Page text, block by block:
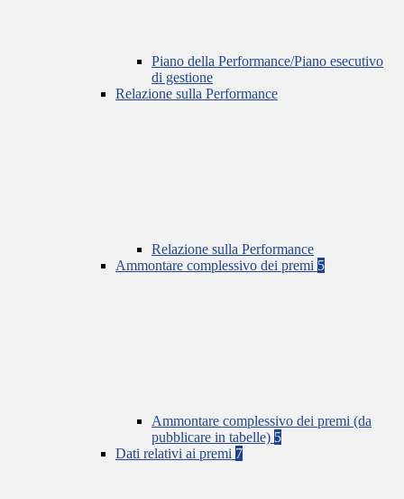
Piano della Performance/Piano esecutivo
di gestione
Relazione sulla Performance
Relazione sulla Performance
Ammontare complessivo dei premi 5
Ammontare complessivo dei premi (da
pubblicare in tabelle) 5
Dati relativi ai premi 7